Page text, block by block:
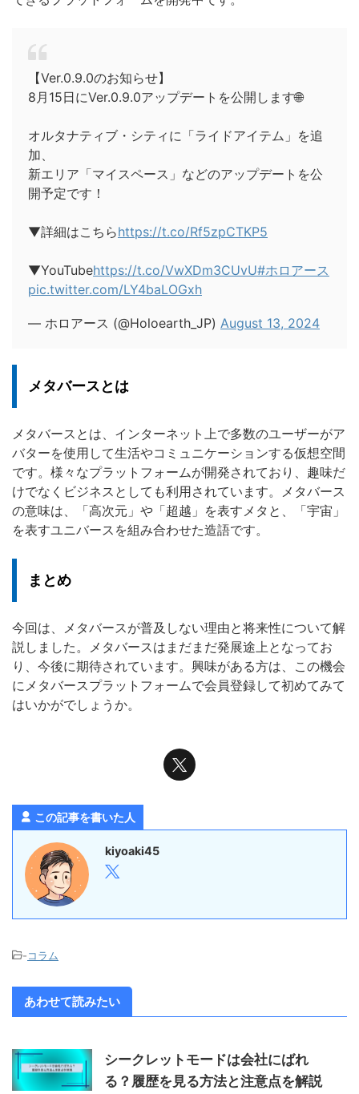
【Ver.0.9.0のお知らせ】
8月15日にVer.0.9.0アップデートを公開します🌐
オルタナティブ・シティに「ライドアイテム」を追
加、
新エリア「マイスペース」などのアップデートを公
開予定です！
▼詳細はこちらhttps://t.co/Rf5zpCTKP5
▼YouTubehttps://t.co/VwXDm3CUvU#ホロアース
pic.twitter.com/LY4baLOGxh
— ホロアース (@Holoearth_JP) August 13, 2024
メタバースとは
メタバースとは、インターネット上で多数のユーザーがア
バターを使用して生活やコミュニケーションする仮想空間
です。様々なプラットフォームが開発されており、趣味だ
けでなくビジネスとしても利用されています。メタバース
の意味は、「高次元」や「超越」を表すメタと、「宇宙」
を表すユニバースを組み合わせた造語です。
まとめ
今回は、メタバースが普及しない理由と将来性について解
説しました。メタバースはまだまだ発展途上となってお
り、今後に期待されています。興味がある方は、この機会
にメタバースプラットフォームで会員登録して初めてみて
はいかがでしょうか。
この記事を書いた人
kiyoaki45
-コラム
あわせて読みたい
シークレットモードは会社にばれ
る？履歴を見る方法と注意点を解説